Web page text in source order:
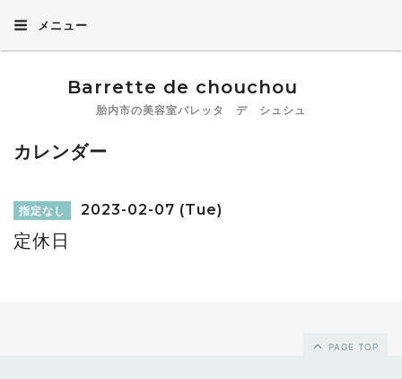
メニュー
Barrette de chouchou
胎内市の美容室バレッタ デ シュシュ
カレンダー
指定なし 2023-02-07 (Tue)
定休日
PAGE TOP